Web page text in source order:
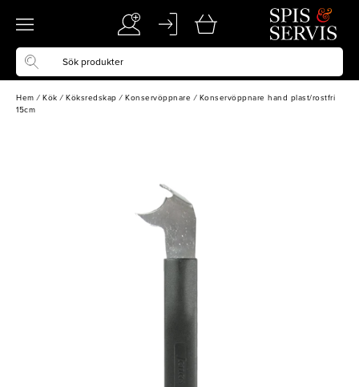
Hem / Kök / Köksredskap / Konservöppnare / Konservöppnare hand plast/rostfri
15cm